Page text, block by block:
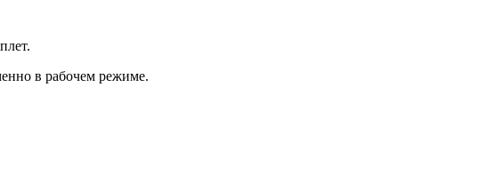
в рабочем режиме.